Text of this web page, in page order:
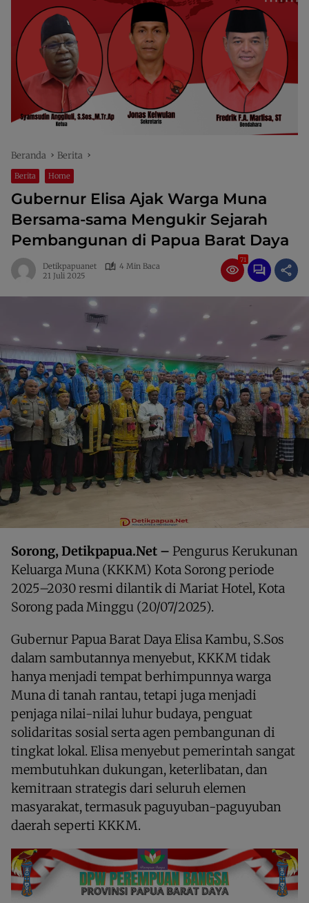
Beranda Berita
Berita Home
Gubernur Elisa Ajak Warga Muna
Bersama-sama Mengukir Sejarah
Pembangunan di Papua Barat Daya
Detikpapuanet
4 Min Baca
21 Juli 2025
71
Sorong, Detikpapua.Net – Pengurus Kerukunan
Keluarga Muna (KKKM) Kota Sorong periode
2025–2030 resmi dilantik di Mariat Hotel, Kota
Sorong pada Minggu (20/07/2025).
Gubernur Papua Barat Daya Elisa Kambu, S.Sos
dalam sambutannya menyebut, KKKM tidak
hanya menjadi tempat berhimpunnya warga
Muna di tanah rantau, tetapi juga menjadi
penjaga nilai-nilai luhur budaya, penguat
solidaritas sosial serta agen pembangunan di
tingkat lokal. Elisa menyebut pemerintah sangat
membutuhkan dukungan, keterlibatan, dan
kemitraan strategis dari seluruh elemen
masyarakat, termasuk paguyuban-paguyuban
daerah seperti KKKM.